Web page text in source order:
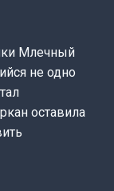
Млечный
не одно
оставила